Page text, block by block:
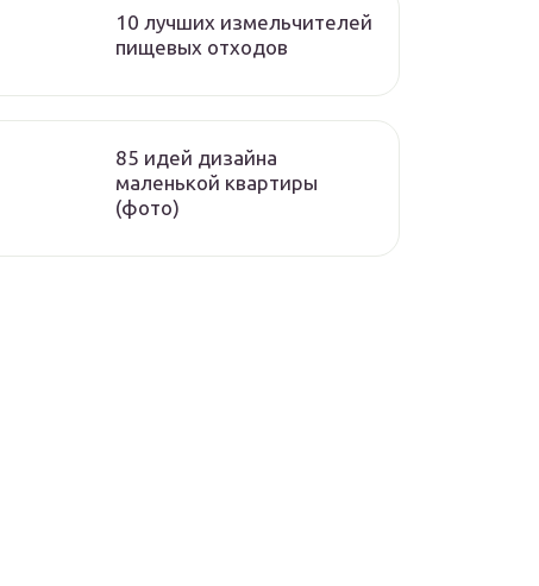
10 лучших измельчителей
пищевых отходов
85 идей дизайна
маленькой квартиры
(фото)